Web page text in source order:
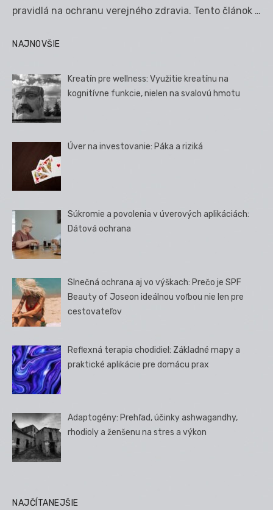
pravidlá na ochranu verejného zdravia. Tento článok …
NAJNOVŠIE
Kreatín pre wellness: Využitie kreatínu na
kognitívne funkcie, nielen na svalovú hmotu
Úver na investovanie: Páka a riziká
Súkromie a povolenia v úverových aplikáciách:
Dátová ochrana
Slnečná ochrana aj vo výškach: Prečo je SPF
Beauty of Joseon ideálnou voľbou nie len pre
cestovateľov
Reflexná terapia chodidiel: Základné mapy a
praktické aplikácie pre domácu prax
Adaptogény: Prehľad, účinky ashwagandhy,
rhodioly a ženšenu na stres a výkon
NAJČÍTANEJŠIE